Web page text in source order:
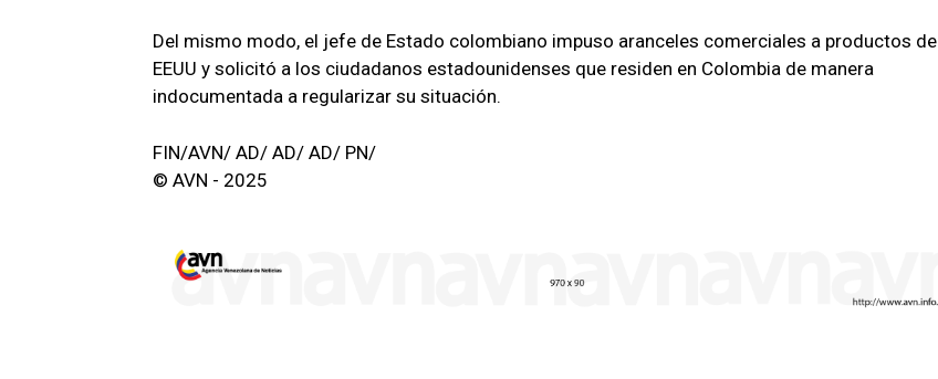
Del mismo modo, el jefe de Estado colombiano impuso aranceles comerciales a productos de
EEUU y solicitó a los ciudadanos estadounidenses que residen en Colombia de manera
indocumentada a regularizar su situación.
FIN/AVN/ AD/ AD/ AD/ PN/
© AVN - 2025